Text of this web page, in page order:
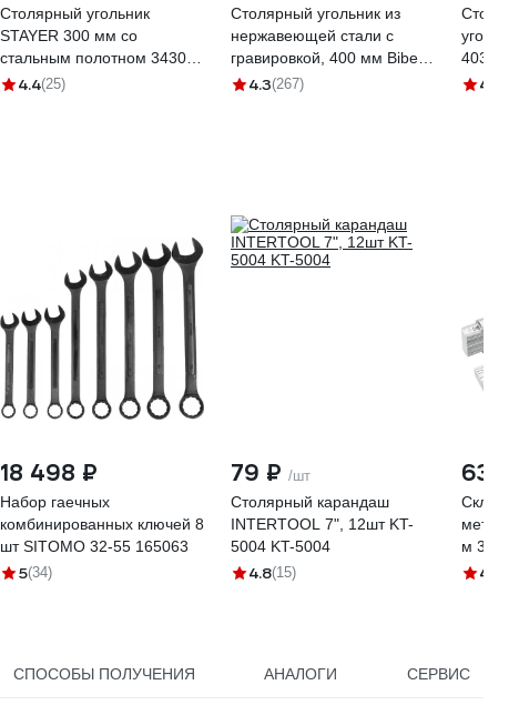
Столярный угольник
STAYER 300 мм со
стальным полотном 3430-
30_z02
4.4(25)
Столярный угольник из
нержавеющей стали с
гравировкой, 400 мм Biber
ПРОФИ 40640 тов-093468
4.3(267)
40312
4.6
18 498 ₽
Набор гаечных
комбинированных ключей 8
шт SITOMO 32-55 165063
5(34)
79 ₽ /шт
Столярный карандаш
INTERTOOL 7", 12шт KT-
5004 KT-5004
4.8(15)
630
метр
м
4.7
СПОСОБЫ ПОЛУЧЕНИЯ АНАЛОГИ СЕРВИС